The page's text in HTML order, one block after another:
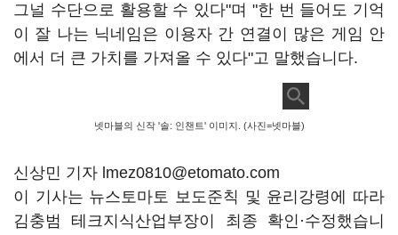
그널 수단으로 활용할 수 있다"며 "한 번 들어도 기억
이 잘 나는 닉네임은 이용자 간 연결이 많은 게임 안
에서 더 큰 가치를 가져올 수 있다"고 말했습니다.
넷마블의 신작 '솔: 인챈트' 이미지. (사진=넷마블)
신상민 기자 lmez0810@etomato.com
이 기사는 뉴스토마토 보도준칙 및 윤리강령에 따라
김충범 테크지식산업부장이 최종 확인·수정했습니